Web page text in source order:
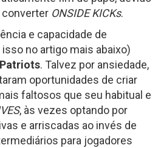
converter ONSIDE KICKs.
e capacidade de
no artigo mais abaixo)
Patriots. Talvez por ansiedade,
oportunidades de criar
faltosos que seu habitual e
, às vezes optando por
e arriscadas ao invés de
para jogadores